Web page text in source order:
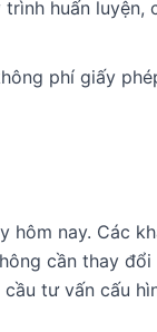
trình huấn
phí giấy
hôm nay. Các
cần thay
tư vấn cấu